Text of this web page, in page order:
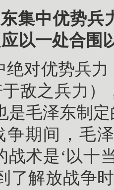
集中优势兵
以一处合围
绝对优势兵
敌之兵力
是毛泽东制
争期间，毛
战术是‘以十
了解放战争